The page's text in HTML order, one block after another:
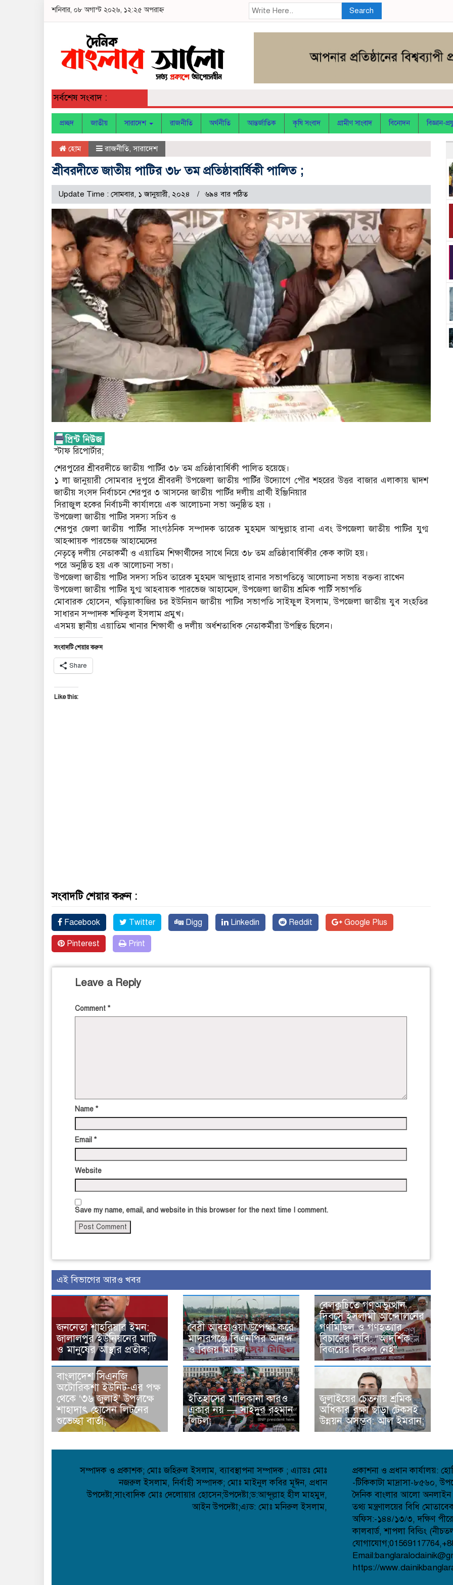
শনিবার, ০৮ অগাস্ট ২০২৬, ১২:২৫ অপরাহ্ন Search
সর্বশেষ সংবাদ :
প্রচ্ছদ জাতীয় সারাদেশ রাজনীতি অর্থনীতি আন্তর্জাতিক কৃষি সংবাদ গ্রামীণ সাংবাদ বিনোদন বিজ্ঞান-
হোম রাজনীতি,সারাদেশ
শ্রীবরদীতে জাতীয় পাটির ৩৮ তম প্রতিষ্ঠাবার্ষিকী পালিত ;
Update Time : সোমবার, ১ জানুয়ারী, ২০২৪ ৬৯৪ বার পঠিত
স্টাফ রিপোর্টার;
শেরপুরের শ্রীবরদীতে জাতীয় পার্টির ৩৮ তম প্রতিষ্ঠাবার্ষিকী পালিত হয়েছে।
১ লা জানুয়ারী সোমবার দুপুরে শ্রীবরদী উপজেলা জাতীয় পার্টির উদ্যোগে পৌর শহরের উত্তর বাজার এলাকায় দ্বাদশ
জাতীয় সংসদ নির্বাচনে শেরপুর ৩ আসনের জাতীয় পার্টির দলীয় প্রার্থী ইঞ্জিনিয়ার
সিরাজুল হকের নির্বাচনী কার্যালয়ে এক আলোচনা সভা অনুষ্ঠিত হয় ।
উপজেলা জাতীয় পাটির সদস্য সচিব ও
শেরপুর জেলা জাতীয় পার্টির সাংগঠনিক সম্পাদক তারেক মুহম্মদ আব্দুল্লাহ রানা এবং উপজেলা জাতীয় পাটির যুগ্ম
আহব্বায়ক পারভেজ আহাম্মেদের
নেতৃত্বে দলীয় নেতাকর্মী ও এয়াতিম শিক্ষার্থীদের সাথে নিয়ে ৩৮ তম প্রতিষ্ঠাবার্ষিকীর কেক কাটা হয়।
পরে অনুষ্ঠিত হয় এক আলোচনা সভা।
উপজেলা জাতীয় পাটির সদস্য সচিব তারেক মুহম্মদ আব্দুল্লাহ রানার সভাপতিত্বে আলোচনা সভায় বক্তব্য রাখেন
উপজেলা জাতীয় পাটির যুগ্ম আহবায়ক পারভেজ আহাম্মেদ, উপজেলা জাতীয় শ্রমিক পার্টি সভাপতি
মোবারক হোসেন, খড়িয়াকাজির চর ইউনিয়ন জাতীয় পাটির সভাপতি সাইফুল ইসলাম, উপজেলা জাতীয় যুব সংহতির
সাধারন সম্পাদক শফিকুল ইসলাম প্রমুখ।
এসময় স্থানীয় এয়াতিম খানার শিক্ষার্থী ও দলীয় অর্ধশতাধিক নেতাকর্মীরা উপস্থিত ছিলেন।
সংবাদটি শেয়ার করুন
Share
Like this:
সংবাদটি শেয়ার করুন :
Facebook Twitter Digg Linkedin Reddit Google Plus
Pinterest Print
Leave a Reply
Comment *
Name *
Email *
Website
Save my name, email, and website in this browser for the next time I comment.
এই বিভাগের আরও খবর
জননেতা শাহরিয়ার ইমন:
জালালপুর ইউনিয়নের মাটি
ও মানুষের আস্থার প্রতীক;
বৈরী আবহাওয়া উপেক্ষা করে
মাদারগঞ্জে বিএনপির আনন্দ
ও বিজয় মিছিল;
বেলকুচিতে গণঅভ্যুত্থান
দিবসে ইসলামী আন্দোলনের
গণমিছিল ও গণহত্যার
বিচারের দাবি: “আদর্শিক
বিজয়ের বিকল্প নেই”
বাংলাদেশ সিএনজি
অটোরিকশা ইউনিট-এর পক্ষ
থেকে ‘৩৬ জুলাই’ উপলক্ষে
শাহাদাৎ হোসেন লিটনের
শুভেচ্ছা বার্তা;
ইতিহাসের মালিকানা কারও
একার নয় — সাইদুর রহমান
লিটল;
জুলাইয়ের চেতনায় শ্রমিক
অধিকার রক্ষা ছাড়া টেকসই
উন্নয়ন অসম্ভব: আল ইমরান;
সম্পাদক ও প্রকাশক; মোঃ জহিরুল ইসলাম, ব্যাবস্থাপনা সম্পাদক ; এ্যাডঃ মোঃ
নজরুল ইসলাম, নির্বাহী সম্পাদক; মোঃ মাইনুল কবির মূঈন, প্রধান
উপদেষ্টা;সাংবাদিক মোঃ দেলোয়ার হোসেন;উপদেষ্টা;ড:আব্দূল্লাহ হীল মাহমুদ,
আইন উপদেষ্টা;এ্যড: মোঃ মনিরুল ইসলাম,
প্রকাশনা ও প্রধান কার্যালয়:
-টিকিকাটা মাদ্রাসা-৮৫৬০,
দৈনিক বাংলার আলো অনলাইন
তথ্য মন্ত্রণালয়ের বিধি
অফিস:-১৪৪/১৩/৩, দক্ষিণ
কালবার্ড, শাপলা বিল্ডিং
https://